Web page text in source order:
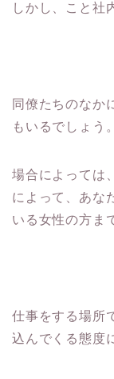
しかし、こと社
同僚たちのなか
もいるでしょう。
場合によっては
によって、あな
いる女性の方ま
仕事をする場所
込んでくる態度